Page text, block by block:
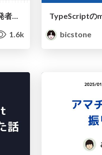
AIが実現するプロダクトオーナーと開発者の架け橋
1.6k
bicstone